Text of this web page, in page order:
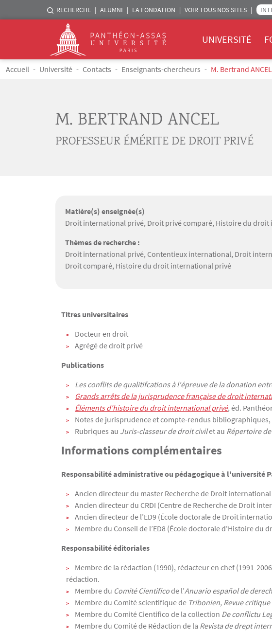
Aller au contenu principal
Menu liste sites Assas
RECHERCHE ALUMNI LA FONDATION VOIR TOUS NOS SITES
Logo
UNIVERSITÉ
Fil d'Ariane
Accueil Université Contacts Enseignants-chercheurs M. Bertrand ANCEL
M. BERTRAND ANCEL
PROFESSEUR ÉMÉRITE DE DROIT PRIVÉ
Matière(s) enseignée(s)
Droit international privé, Droit privé comparé, Histoire du
Thèmes de recherche :
Droit international privé, Contentieux international, Droit
Droit comparé, Histoire du droit international privé
Texte
Titres universitaires
Docteur en droit
Agrégé de droit privé
Publications
Les conflits de qualitifcations à l'épreuve de la donation
Grands arrêts de la jurisprudence française de droit
Éléments d'histoire du droit international privé, éd.
Notes de jurisprudence et compte-rendus bibliographiques,
Rubriques au Juris-classeur de droit civilet au Répertoire
Informations complémentaires
Responsabilité administrative ou pédagogique à l'université
Ancien directeur du master Recherche de Droit
Ancien directeur du CRDI (Centre de Recherche de Droit
Ancien directeur de l’ED9 (École doctorale de Droit
Membre du Conseil de l’ED8 (École doctorale d'Histoire
Responsabilité éditoriales
Membre de la rédaction (1990), rédacteur en chef (1991-
rédaction.
Membre du Comité Cientificode l’Anuario español de
Membre du Comité scientifique de Tribonien, Revue
Membre du Comité Cientifico de la collection De conflictu
Membre du Comité de Rédaction de la Revista de drept